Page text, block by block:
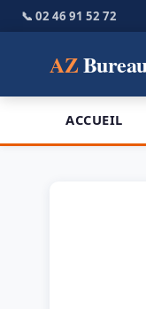
📞 02 46 91 52 72
AZ
ACCUEIL